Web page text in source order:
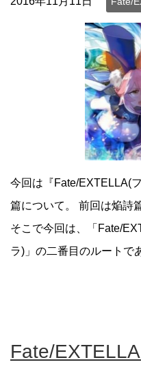
今回は『Fate/EXTELLA(
篇について。 前回は焔詩
そこで今回は、「Fate/
ラ)」の二番目のルートで
Fate/